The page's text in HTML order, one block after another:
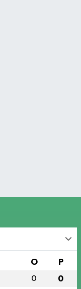
O P
0 0